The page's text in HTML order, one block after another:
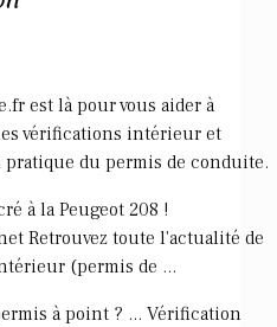
est là pour vous aider à
vérifications intérieur et
pratique du permis de conduite.
à la Peugeot 208 !
Retrouvez toute l'actualité de
(permis de ...
à point ? ... Vérification